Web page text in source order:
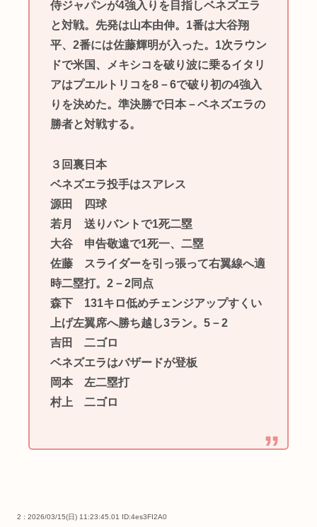
侍ジャパンが4強入りを目指しベネズエラ
と対戦。先発は山本由伸。1番は大谷翔
平、2番には佐藤輝明が入った。1次ラウン
ドで米国、メキシコを破り波に乗るイタリ
アはプエルトリコを8－6で破り初の4強入
りを決めた。準決勝で日本－ベネズエラの
勝者と対戦する。
３回裏日本
ベネズエラ投手はスアレス
源田 四球
若月 送りバントで1死二塁
大谷 申告敬遠で1死一、二塁
佐藤 スライダーを引っ張って右翼線へ適
時二塁打。2－2同点
森下 131キロ低めチェンジアップすくい
上げ左翼席へ勝ち越し3ラン。5－2
吉田 二ゴロ
ベネズエラはバザードが登板
岡本 左二塁打
村上 二ゴロ
2 : 2026/03/15(日) 11:23:45.01 ID:4es3FI2A0